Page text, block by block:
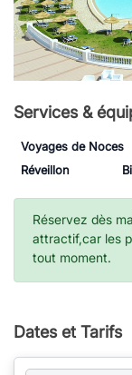
Services &
Voyages de Noces
Réveillon
Réservez dès
attractif,car les
tout moment.
Dates et Tarifs